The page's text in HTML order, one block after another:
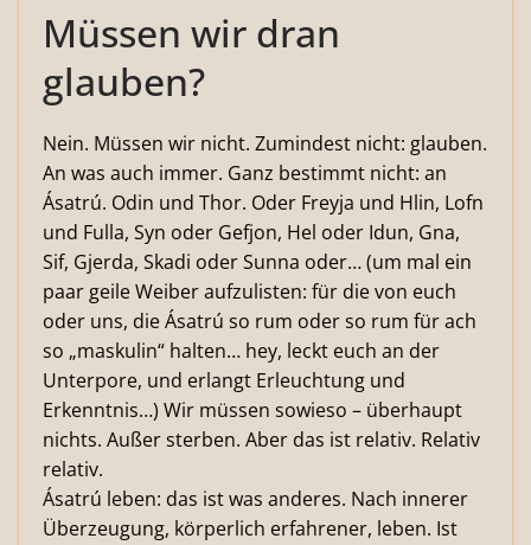
Müssen wir dran
glauben?
Nein. Müssen wir nicht. Zumindest nicht: glauben.
An was auch immer. Ganz bestimmt nicht: an
Ásatrú. Odin und Thor. Oder Freyja und Hlin, Lofn
und Fulla, Syn oder Gefjon, Hel oder Idun, Gna,
Sif, Gjerda, Skadi oder Sunna oder… (um mal ein
paar geile Weiber aufzulisten: für die von euch
oder uns, die Ásatrú so rum oder so rum für ach
so „maskulin“ halten… hey, leckt euch an der
Unterpore, und erlangt Erleuchtung und
Erkenntnis…) Wir müssen sowieso – überhaupt
nichts. Außer sterben. Aber das ist relativ. Relativ
relativ.
Ásatrú leben: das ist was anderes. Nach innerer
Überzeugung, körperlich erfahrener, leben. Ist